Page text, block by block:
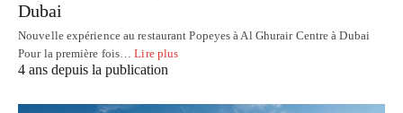
Dubai
Nouvelle expérience au restaurant Popeyes à Al Ghurair Centre à Dubai
Pour la première fois…Lire plus
4 ans depuis la publication